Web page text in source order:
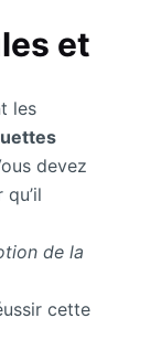
et
les
devez
de la
cette